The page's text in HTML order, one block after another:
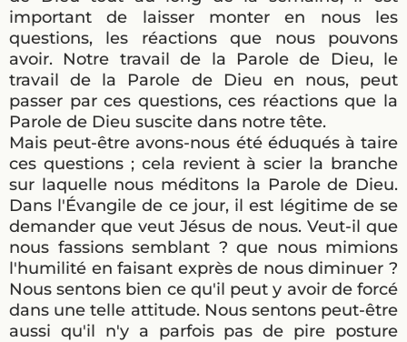
important de laisser monter en nous les
questions, les réactions que nous pouvons
avoir. Notre travail de la Parole de Dieu, le
travail de la Parole de Dieu en nous, peut
passer par ces questions, ces réactions que la
Parole de Dieu suscite dans notre tête.
Mais peut-être avons-nous été éduqués à taire
ces questions ; cela revient à scier la branche
sur laquelle nous méditons la Parole de Dieu.
Dans l'Évangile de ce jour, il est légitime de se
demander que veut Jésus de nous. Veut-il que
nous fassions semblant ? que nous mimions
l'humilité en faisant exprès de nous diminuer ?
Nous sentons bien ce qu'il peut y avoir de forcé
dans une telle attitude. Nous sentons peut-être
aussi qu'il n'y a parfois pas de pire posture